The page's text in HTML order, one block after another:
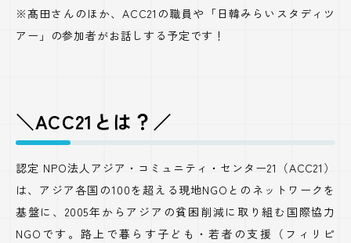
※髙田さんのほか、ACC21の職員や「日韓みらいスタディツ
アー」の参加者がお話しする予定です！
＼ACC21とは？／
認定 NPO法人アジア・コミュニティ・センター21（ACC21）
は、アジア各国の100を超える現地NGOとのネットワークを
基盤に、2005年からアジアの貧困削減に取り組む国際協力
NGOです。路上で暮らす子ども・若者の支援（フィリピ